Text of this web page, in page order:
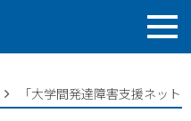
「大学間発達障害支援ネッ